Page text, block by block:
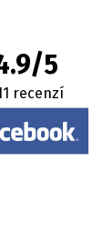
5
recenzí